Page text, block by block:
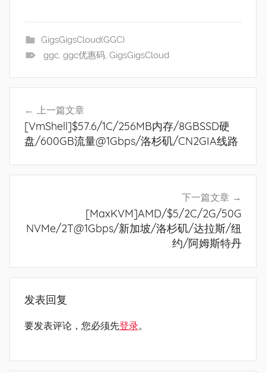
GigsGigsCloud(GGC)
ggc, ggc优惠码, GigsGigsCloud
航
上一篇文章
[VmShell]$57.6/1C/256MB内存/8GBSSD硬
盘/600GB流量@1Gbps/洛杉矶/CN2GIA线路
下一篇文章
[MaxKVM]AMD/$5/2C/2G/50G
NVMe/2T@1Gbps/新加坡/洛杉矶/达拉斯/纽
约/阿姆斯特丹
发表回复
要发表评论，您必须先登录。